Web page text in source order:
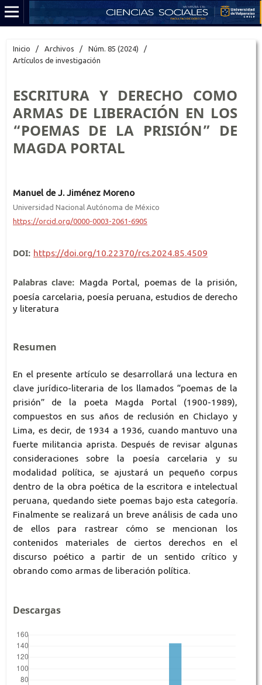
Inicio / Archivos / Núm. 85 (2024)
/
Artículos de investigación
ESCRITURA Y DERECHO COMO
ARMAS DE LIBERACIÓN EN LOS
“POEMAS DE LA PRISIÓN” DE
MAGDA PORTAL
Manuel de J. Jiménez Moreno
Universidad Nacional Autónoma de México
https://orcid.org/0000-0003-2061-6905
DOI: https://doi.org/10.22370/rcs.2024.85.4509
Palabras clave: Magda Portal, poemas de la prisión,
poesía carcelaria, poesía peruana, estudios de derecho
y literatura
Resumen
En el presente artículo se desarrollará una lectura en
clave jurídico-literaria de los llamados “poemas de la
prisión” de la poeta Magda Portal (1900-1989),
compuestos en sus años de reclusión en Chiclayo y
Lima, es decir, de 1934 a 1936, cuando mantuvo una
fuerte militancia aprista. Después de revisar algunas
consideraciones sobre la poesía carcelaria y su
modalidad política, se ajustará un pequeño corpus
dentro de la obra poética de la escritora e intelectual
peruana, quedando siete poemas bajo esta categoría.
Finalmente se realizará un breve análisis de cada uno
de ellos para rastrear cómo se mencionan los
contenidos materiales de ciertos derechos en el
discurso poético a partir de un sentido crítico y
obrando como armas de liberación política.
Descargas